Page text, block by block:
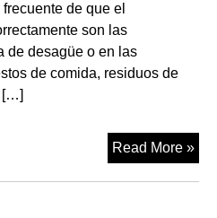
de que el
son las
de desagüe o en las
de comida, residuos de
[…]
Read More »
de